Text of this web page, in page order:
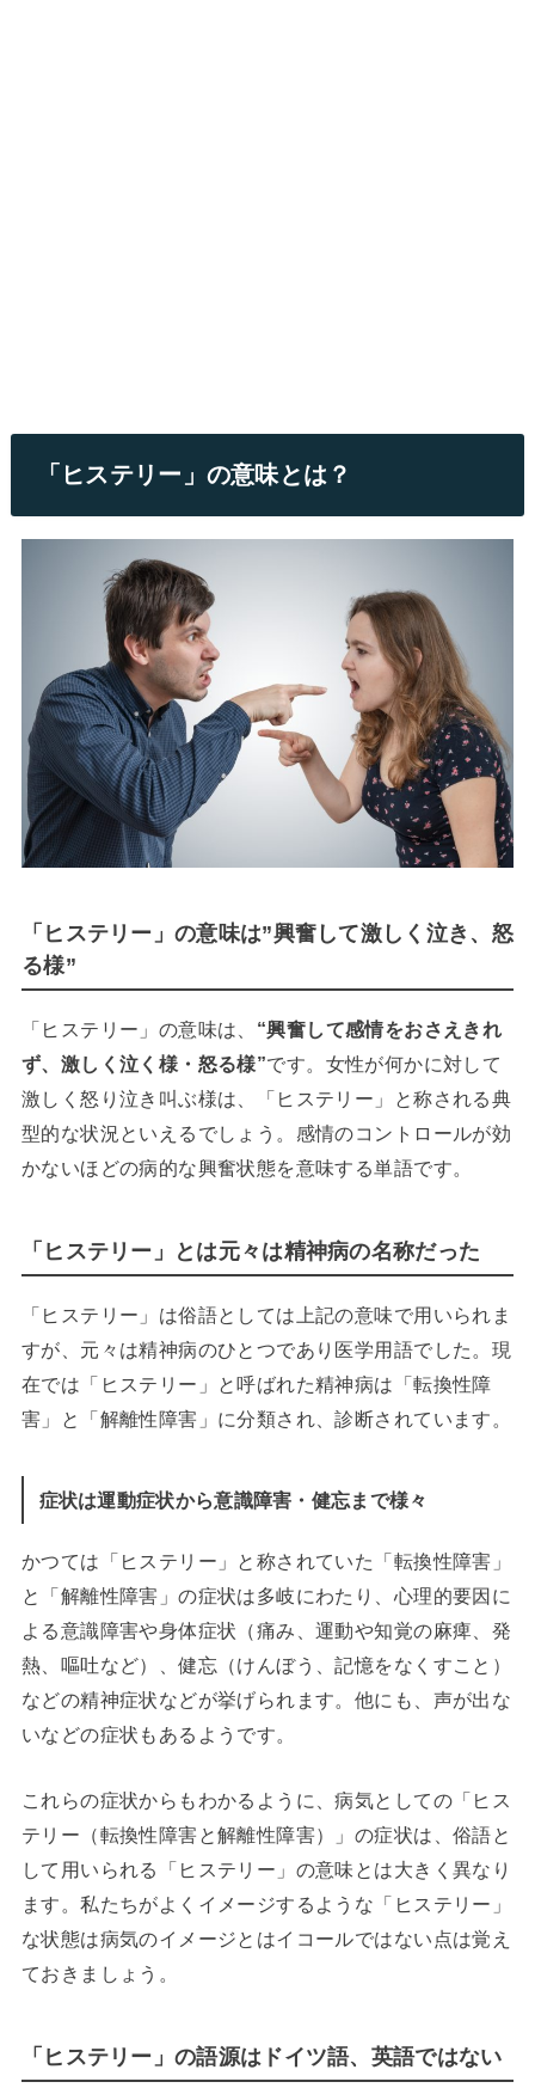
「ヒステリー」の意味とは？
「ヒステリー」の意味は”興奮して激しく泣き、怒
る様”
「ヒステリー」の意味は、 “興奮して感情をおさえきれ
ず、激しく泣く様・怒る様”です。女性が何かに対して
激しく怒り泣き叫ぶ様は、「ヒステリー」と称される典
型的な状況といえるでしょう。感情のコントロールが効
かないほどの病的な興奮状態を意味する単語です。
「ヒステリー」とは元々は精神病の名称だった
「ヒステリー」は俗語としては上記の意味で用いられま
すが、元々は精神病のひとつであり医学用語でした。現
在では「ヒステリー」と呼ばれた精神病は「転換性障
害」と「解離性障害」に分類され、診断されています。
症状は運動症状から意識障害・健忘まで様々
かつては「ヒステリー」と称されていた「転換性障害」
と「解離性障害」の症状は多岐にわたり、心理的要因に
よる意識障害や身体症状（痛み、運動や知覚の麻痺、発
熱、嘔吐など）、健忘（けんぼう、記憶をなくすこと）
などの精神症状などが挙げられます。他にも、声が出な
いなどの症状もあるようです。
これらの症状からもわかるように、病気としての「ヒス
テリー（転換性障害と解離性障害）」の症状は、俗語と
して用いられる「ヒステリー」の意味とは大きく異なり
ます。私たちがよくイメージするような「ヒステリー」
な状態は病気のイメージとはイコールではない点は覚え
ておきましょう。
「ヒステリー」の語源はドイツ語、英語ではない